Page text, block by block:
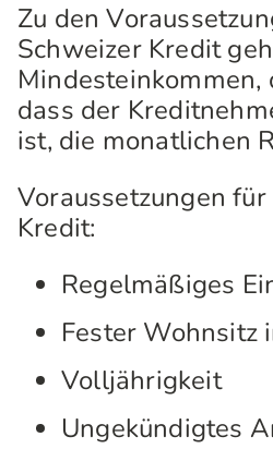
Zu den
Schweizer Kredit
Mindesteinkommen,
dass der
ist, die monatlichen
Voraussetzungen
Kredit:
Regelmäßiges
Fester Wohnsitz
Volljährigkeit
Ungekündigtes